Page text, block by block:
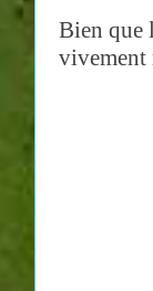
Bien que
vivement